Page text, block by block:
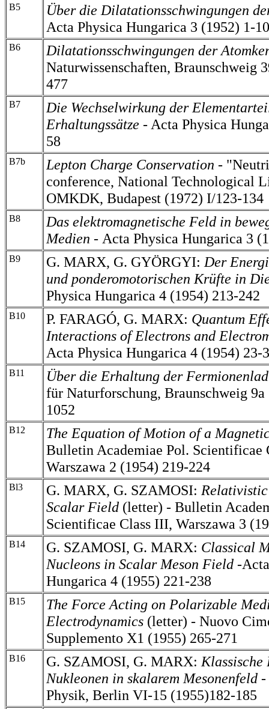
B5
Über die Dilatationsschwingungen
Acta Physica Hungarica 3 (1952) 1-10
B6
Dilatationsschwingungen der
Naturwissenschaften, Braunschweig
477
B7
Die Wechselwirkung der
Erhaltungssätze - Acta Physica
58
B7b Lepton Charge Conservation -
conference, National Technological
OMKDK, Budapest (1972) I/123-134
B8
Das elektromagnetische Feld in
Medien - Acta Physica Hungarica 3
B9 G. MARX, G. GYÖRGYI: Der
und ponderomotorischen Krüfte in
Physica Hungarica 4 (1954) 213-242
B10 P. FARAGÓ, G. MARX: Quantum
Interactions of Electrons and
Acta Physica Hungarica 4 (1954) 23-
B11
Über die Erhaltung der
für Naturforschung, Braunschweig
1052
B12
The Equation of Motion of a
Bulletin Academiae Pol. Scientificae
Warszawa 2 (1954) 219-224
Bl3 G. MARX, G. SZAMOSI:
Scalar Field (letter) - Bulletin
Scientificae Class III, Warszawa 3
B14 G. SZAMOSI, G. MARX: Classical
Nucleons in Scalar Meson Field -
Hungarica 4 (1955) 221-238
B15
The Force Acting on Polarizable
Electrodynamics (letter) - Nuovo
Supplemento X1 (1955) 265-271
B16 G. SZAMOSI, G. MARX: Klassische
Nukleonen in skalarem Mesonenfeld -
Physik, Berlin VI-15 (1955)182-185